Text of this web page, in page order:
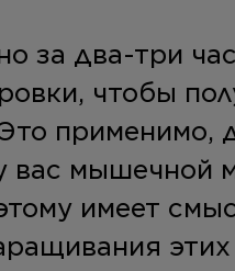
за два-три
чтобы
применимо,
вас мышечной
имеет